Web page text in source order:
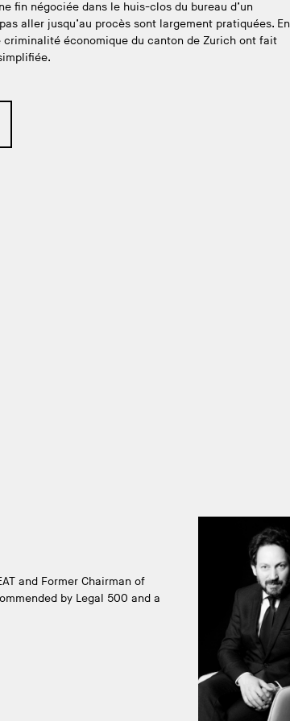
fin négociée dans le huis-clos du bureau d’un
aller jusqu’au procès sont largement pratiquées. En
criminalité économique du canton de Zurich ont fait
and Former Chairman of
by Legal 500 and a